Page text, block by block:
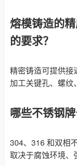
熔模铸造的
的要求？
精密铸造可提供接
加工关键孔、螺纹
哪些不锈钢
304、316 和双相
取决于腐蚀环境、